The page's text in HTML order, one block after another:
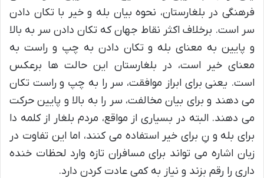
فرهنگی در بلغارستان، نحوه بیان بله و خیر با تکان دادن
سر است. برخلاف اکثر نقاط جهان که تکان دادن سر به بالا
و پایین به معنای بله و تکان دادن به چپ و راست به
معنای خیر است، در بلغارستان این حالت ها برعکس
است. یعنی برای ابراز موافقت، سر را به چپ و راست تکان
می دهند و برای بیان مخالفت، سر را به بالا و پایین حرکت
می دهند. البته در بسیاری از مواقع، مردم بلغار از کلمه دا
برای بله و نِ برای خیر استفاده می کنند، اما این تفاوت در
زبان اشاره می تواند برای مسافران تازه وارد لحظات خنده
داری را رقم بزند و نیاز به کمی عادت کردن دارد.